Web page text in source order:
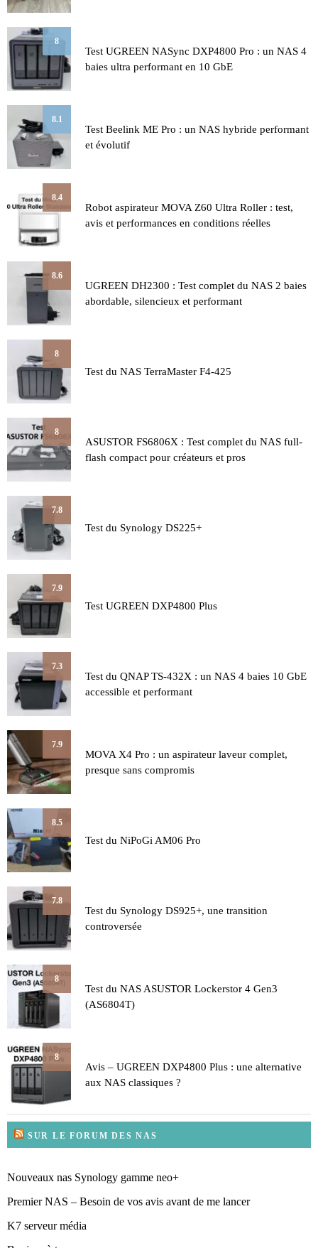
8
Test UGREEN NASync DXP4800 Pro : un NAS 4
baies ultra performant en 10 GbE
8.1
Test Beelink ME Pro : un NAS hybride performant
et évolutif
8.4
Robot aspirateur MOVA Z60 Ultra Roller : test,
avis et performances en conditions réelles
8.6
UGREEN DH2300 : Test complet du NAS 2 baies
abordable, silencieux et performant
8
Test du NAS TerraMaster F4-425
8
ASUSTOR FS6806X : Test complet du NAS full-
flash compact pour créateurs et pros
7.8
Test du Synology DS225+
7.9
Test UGREEN DXP4800 Plus
7.3
Test du QNAP TS-432X : un NAS 4 baies 10 GbE
accessible et performant
7.9
MOVA X4 Pro : un aspirateur laveur complet,
presque sans compromis
8.5
Test du NiPoGi AM06 Pro
7.8
Test du Synology DS925+, une transition
controversée
8
Test du NAS ASUSTOR Lockerstor 4 Gen3
(AS6804T)
8
Avis – UGREEN DXP4800 Plus : une alternative
aux NAS classiques ?
SUR LE FORUM DES NAS
Nouveaux nas Synology gamme neo+
Premier NAS – Besoin de vos avis avant de me lancer
K7 serveur média